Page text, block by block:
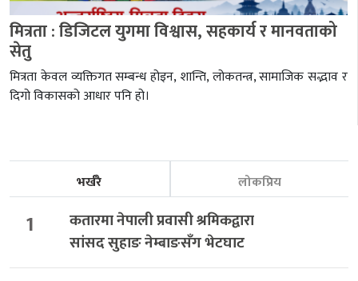
मित्रता : डिजिटल युगमा विश्वास, सहकार्य र मानवताको
सेतु
मित्रता केवल व्यक्तिगत सम्बन्ध होइन, शान्ति, लोकतन्त्र, सामाजिक सद्भाव र
दिगो विकासको आधार पनि हो।
भर्खरै लोकप्रिय
1
कतारमा नेपाली प्रवासी श्रमिकद्वारा
सांसद सुहाङ नेम्बाङसँग भेटघाट